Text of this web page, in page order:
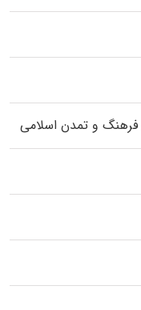
فرهنگ و تمدن اسلامی